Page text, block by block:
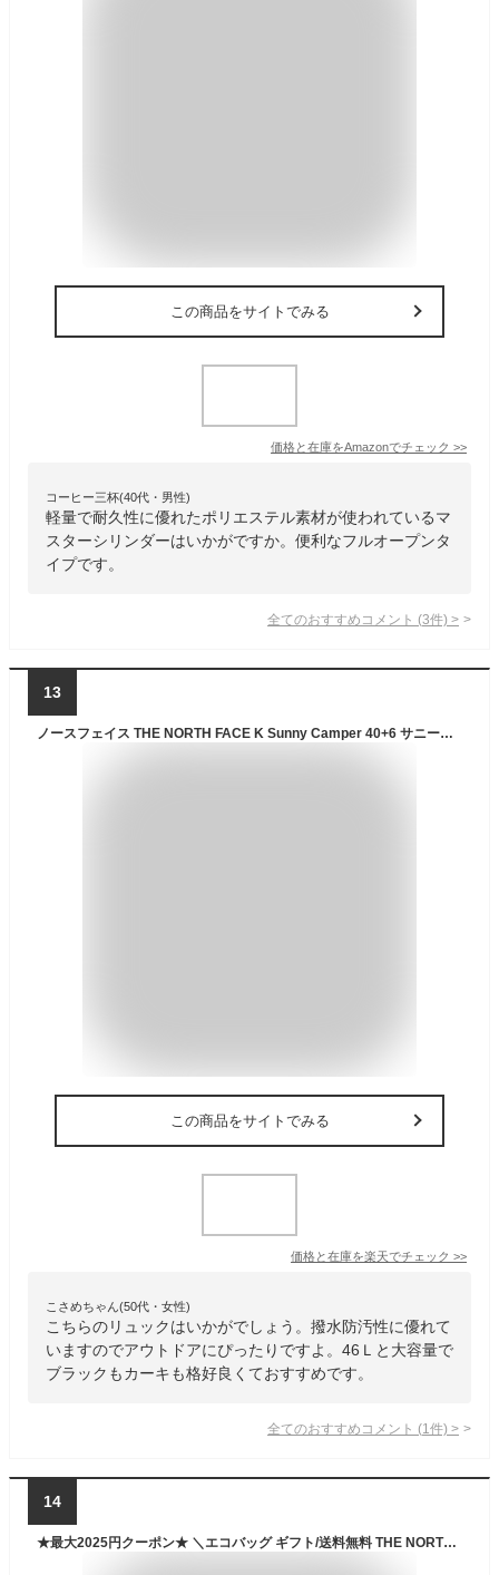
この商品をサイトでみる
価格と在庫をAmazonでチェック >>
コーヒー三杯(40代・男性)
軽量で耐久性に優れたポリエステル素材が使われているマ
スターシリンダーはいかがですか。便利なフルオープンタ
イプです。
全てのおすすめコメント (3件) >
13
ノースフェイス THE NORTH FACE K Sunny Camper 40+6 サニーキャンパー40+6 キッズ 46L バック ブラック 黒 カーキ カジュアル バッグパック リュック 大容量 林間学校 修学旅行 NMJ72350 K NT
この商品をサイトでみる
価格と在庫を楽天でチェック >>
こさめちゃん(50代・女性)
こちらのリュックはいかがでしょう。撥水防汚性に優れて
いますのでアウトドアにぴったりですよ。46Ｌと大容量で
ブラックもカーキも格好良くておすすめです。
全てのおすすめコメント (1 件) >
14
★最大2025円クーポン★ ＼エコバッグ ギフト/送料無料 THE NORTH FACE BIG SHOT ザノースフェイス 韓国正規品 ビッグショット 30l リュック バッグ 大容量 大型 学生 通学 通勤 メンズ レディース 大人 おしゃれ かわいい カジュアル 大人 旅行 マザーズバッグ ママバッグ